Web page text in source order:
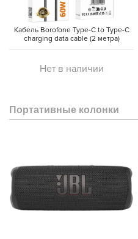
Кабель Borofone Type-C to Type-C
charging data cable (2 метра)
Нет в наличии
Портативные колонки